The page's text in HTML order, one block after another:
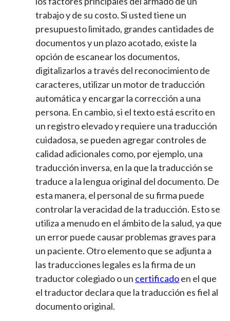
trabajo y de su costo. Si usted tiene un
presupuesto limitado, grandes cantidades de
documentos y un plazo acotado, existe la
opción de escanear los documentos,
digitalizarlos a través del reconocimiento de
caracteres, utilizar un motor de traducción
automática y encargar la corrección a una
persona. En cambio, si el texto está escrito en
un registro elevado y requiere una traducción
cuidadosa, se pueden agregar controles de
calidad adicionales como, por ejemplo, una
traducción inversa, en la que la traducción se
traduce a la lengua original del documento. De
esta manera, el personal de su firma puede
controlar la veracidad de la traducción. Esto se
utiliza a menudo en el ámbito de la salud, ya que
un error puede causar problemas graves para
un paciente. Otro elemento que se adjunta a
las traducciones legales es la firma de un
traductor colegiado o un certificadoen el que
el traductor declara que la traducción es fiel al
documento original.